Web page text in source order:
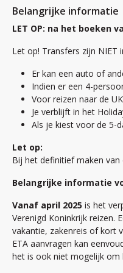
Belangrijke informatie
LET OP: na het boeken
Let op! Transfers zijn NIET
Er kan een auto of
Indien er een 4-
Voor reizen naar de
Je verblijft in het
Als je kiest voor de 5-
Let op:
Bij het definitief maken
Belangrijke informatie
Vanaf april 2025 is het
Verenigd Koninkrijk reizen.
vakantie, zakenreis of kort
ETA aanvragen kan
het is ook niet mogelijk